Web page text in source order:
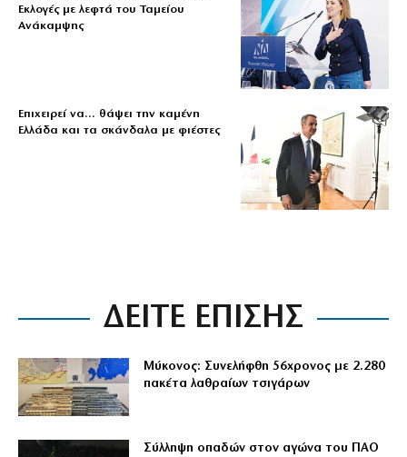
Εκλογές με λεφτά του Ταμείου
Ανάκαμψης
Επιχειρεί να… θάψει την καμένη
Ελλάδα και τα σκάνδαλα με φιέστες
ΔΕΙΤΕ ΕΠΙΣΗΣ
Μύκονος: Συνελήφθη 56χρονος με 2.280
πακέτα λαθραίων τσιγάρων
Σύλληψη οπαδών στον αγώνα του ΠΑΟ